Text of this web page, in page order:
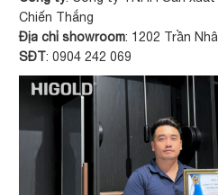
Chiến Thắng
Địa chỉ showroom: 1202 Trần
SĐT: 0904 242 069